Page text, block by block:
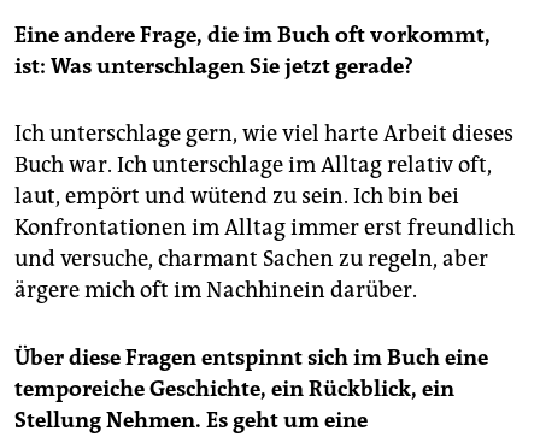
Eine andere Frage, die im Buch oft vorkommt,
ist: Was unterschlagen Sie jetzt gerade?
Ich unterschlage gern, wie viel harte Arbeit dieses
Buch war. Ich unterschlage im Alltag relativ oft,
laut, empört und wütend zu sein. Ich bin bei
Konfrontationen im Alltag immer erst freundlich
und versuche, charmant Sachen zu regeln, aber
ärgere mich oft im Nachhinein darüber.
Über diese Fragen entspinnt sich im Buch eine
temporeiche Geschichte, ein Rückblick, ein
Stellung Nehmen. Es geht um eine